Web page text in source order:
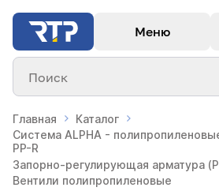
Меню
Поиск
Главная
Каталог
Система ALPHA -
PP-R
Запорно-регулирующая арматура
Вентили полипропиленовые